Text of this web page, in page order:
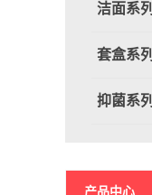
洁面系列
套盒系列
抑菌系列
产品中心